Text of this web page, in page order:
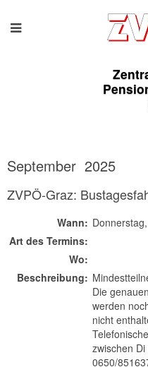
September 2025
ZVPÖ-Graz:
Wann:
Art des Termins:
Wo:
Beschreibung:
Die
werden
nicht
zwischen
0650/